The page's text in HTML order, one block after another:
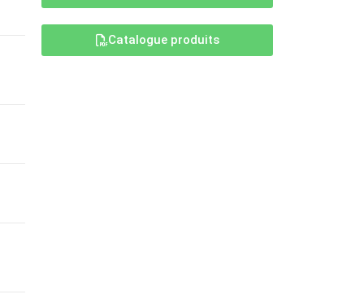
Catalogue produits